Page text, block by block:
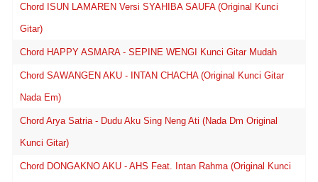
Chord ISUN LAMAREN Versi SYAHIBA SAUFA (Original Kunci
Gitar)
Chord HAPPY ASMARA - SEPINE WENGI Kunci Gitar Mudah
Chord SAWANGEN AKU - INTAN CHACHA (Original Kunci Gitar
Nada Em)
Chord Arya Satria - Dudu Aku Sing Neng Ati (Nada Dm Original
Kunci Gitar)
Chord DONGAKNO AKU - AHS Feat. Intan Rahma (Original Kunci